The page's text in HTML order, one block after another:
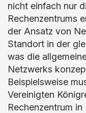
nicht einfach nur
Rechenzentrums
der Ansatz von
Standort in der
was die
Netzwerks
Beispielsweise
Vereinigten
Rechenzentrum